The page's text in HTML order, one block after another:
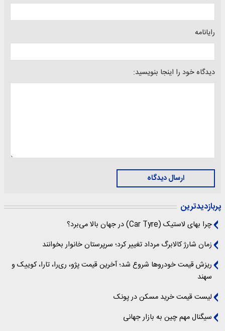
رایانامه
دیدگاه خود را اینجا بنویسید:
ارسال دیدگاه
پربازدیدترین
چرا بهای لاستیک (Car Tyre) در جهان بالا می‌برد؟
زمان شارژ کالابرگ مرداد تغییر کرد؛ سرپرستان خانوار بخوانند
ریزش قیمت خودروها شروع شد؛ آخرین قیمت پژو، ری‌را، تارا، کوییک و
سهند
لیست قیمت خرید مسکن در پونک
سیگنال‌ مهم چین به بازار جهانی